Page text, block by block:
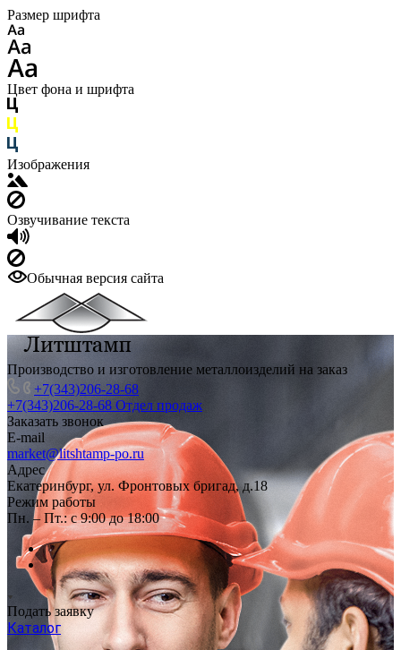
Размер шрифта
Цвет фона и шрифта
Изображения
Озвучивание текста
Обычная версия сайта
Производство и изготовление металлоизделий на заказ
+7(343)206-28-68
+7(343)206-28-68 Отдел продаж
Заказать звонок
E-mail
market@litshtamp-po.ru
Адрес
Екатеринбург, ул. Фронтовых бригад, д.18
Режим работы
Пн. – Пт.: с 9:00 до 18:00
Подать заявку
Каталог